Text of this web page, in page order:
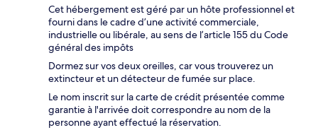
Cet hébergement est géré par un hôte professionnel et
fourni dans le cadre d’une activité commerciale,
industrielle ou libérale, au sens de l’article 155 du Code
général des impôts
Dormez sur vos deux oreilles, car vous trouverez un
extincteur et un détecteur de fumée sur place.
Le nom inscrit sur la carte de crédit présentée comme
garantie à l'arrivée doit correspondre au nom de la
personne ayant effectué la réservation.